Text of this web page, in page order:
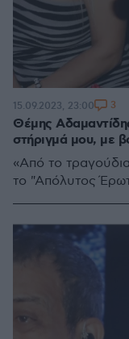
Θέμης
στήριγμά μου, με
«Από το
το "Απόλυτος
15.09.2023, 23:00 3